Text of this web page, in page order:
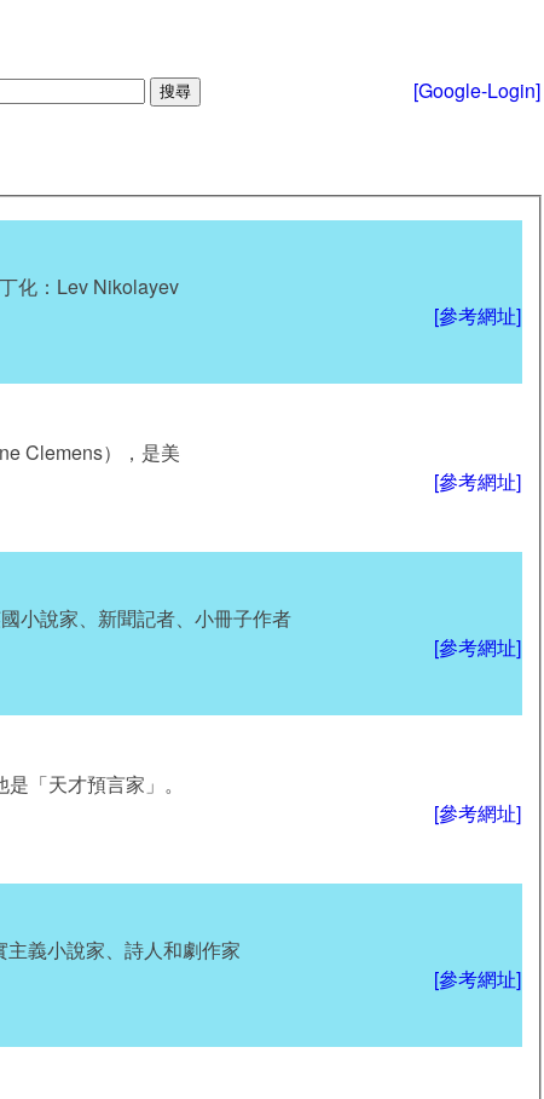
[Google-Login]
化：Lev Nikolayev
[參考網址]
Clemens），是美
[參考網址]
小說家、新聞記者、小冊子作者
[參考網址]
「天才預言家」。
[參考網址]
主義小說家、詩人和劇作家
[參考網址]